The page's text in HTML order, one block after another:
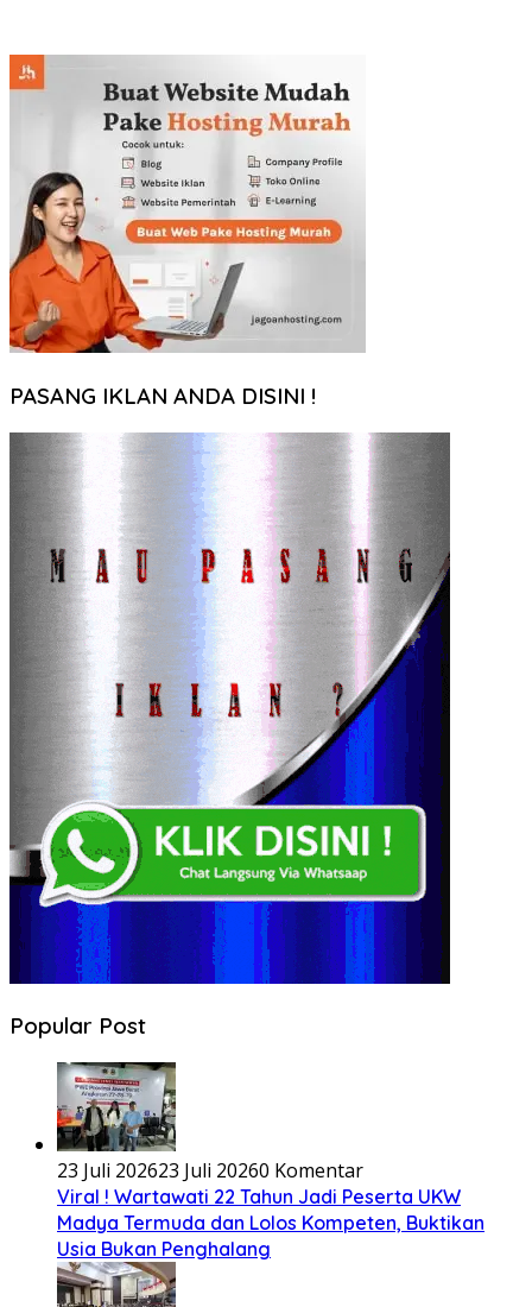
PASANG IKLAN ANDA DISINI !
Popular Post
23 Juli 202623 Juli 20260 Komentar
Viral ! Wartawati 22 Tahun Jadi Peserta UKW
Madya Termuda dan Lolos Kompeten, Buktikan
Usia Bukan Penghalang